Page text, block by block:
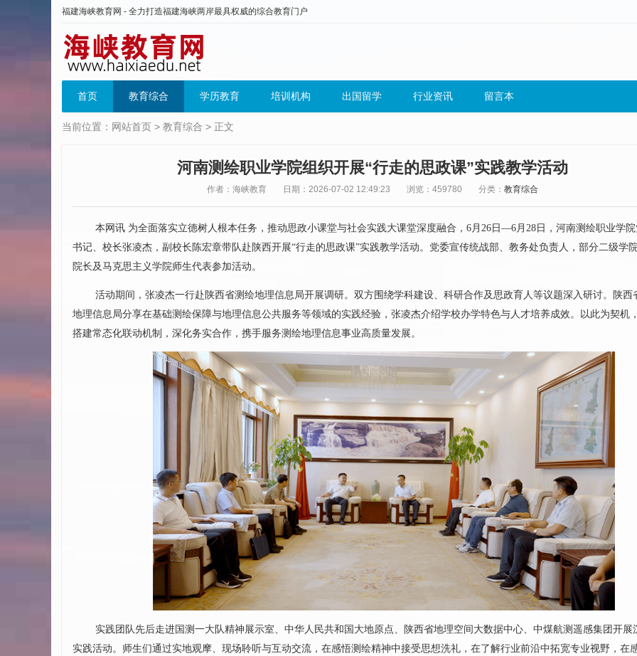
福建海峡教育网 - 全力打造福建海峡两岸最具权威的综合教育门户
首页 教育综合 学历教育 培训机构 出国留学 行业资讯 留言本
当前位置： 网站首页 > 教育综合 > 正文
河南测绘职业学院组织开展“行走的思政课”实践教学活动
作者：海峡教育 日期：2026-07-02 12:49:23 浏览：459780 分类： 教育综合
本网讯 为全面落实立德树人根本任务，推动思政小课堂与社会实践大课堂深度融合，6月26日—6月28日，河南测绘职业学
书记、校长张凌杰，副校长陈宏章带队赴陕西开展“行走的思政课”实践教学活动。党委宣传统战部、教务处负责人，部分二级学
院长及马克思主义学院师生代表参加活动。
活动期间，张凌杰一行赴陕西省测绘地理信息局开展调研。双方围绕学科建设、科研合作及思政育人等议题深入研讨。陕西
地理信息局分享在基础测绘保障与地理信息公共服务等领域的实践经验，张凌杰介绍学校办学特色与人才培养成效。以此为契机
搭建常态化联动机制，深化务实合作，携手服务测绘地理信息事业高质量发展。
实践团队先后走进国测一大队精神展示室、中华人民共和国大地原点、陕西省地理空间大数据中心、中煤航测遥感集团开展
实践活动。师生们通过实地观摩、现场聆听与互动交流，在感悟测绘精神中接受思想洗礼，在了解行业前沿中拓宽专业视野，在